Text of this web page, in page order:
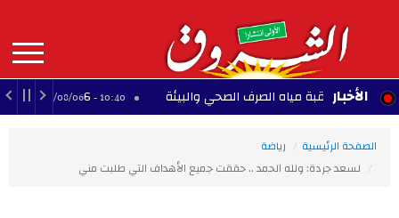
contenu
principal
MAIN
NAVIGATION الأخبار
مراقبة مياه الصرف الصحي والبيئة 10:40 - 2026/08/06
الصفحة الرئيسية
رياضة
لسعد جردة: ولله الحمد .. حققت جميع الأهداف التي طلبت مني